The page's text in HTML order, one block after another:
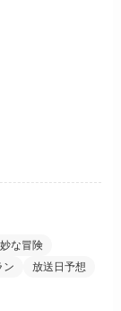
な冒険
ン
放送日予想